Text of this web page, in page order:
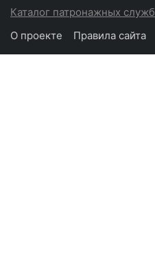
Каталог патронажных служб
О проекте
Правила сайта